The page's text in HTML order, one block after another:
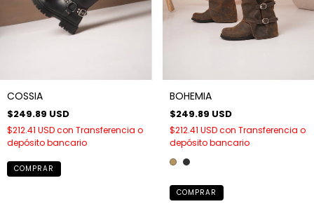
COSSIA
$249.89 USD
$212.41 USDcon Transferencia o
depósito bancario
COMPRAR
BOHEMIA
$249.89 USD
$212.41 USDcon Transferencia o
depósito bancario
COMPRAR